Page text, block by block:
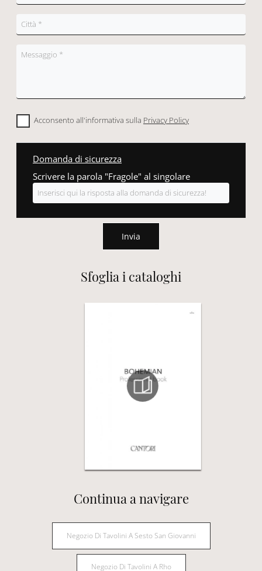
Sfoglia i cataloghi
Continua a navigare
Negozio Di Tavolini A Sesto San Giovanni
Negozio Di Tavolini A Rho
Acconsento all'informativa sulla Privacy Policy
Domanda di sicurezza
Scrivere la parola "Fragole" al singolare
Invia